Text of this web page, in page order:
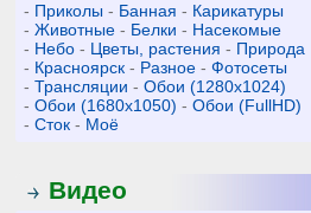
- Приколы - Банная - Карикатуры
-Животные - Белки - Насекомые
- Небо - Цветы, растения - Природа
- Красноярск - Разное -Фотосеты
-Трансляции -Обои (1280x1024)
-Обои (1680x1050) -Обои (FullHD)
-Сток - Моё
Видео